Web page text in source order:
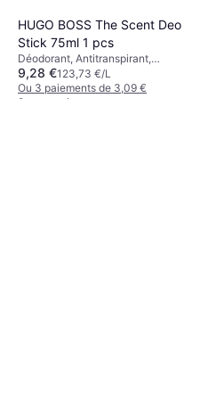
HUGO BOSS The Scent Deo
Stick 75ml 1 pcs
Déodorant, Antitranspirant,
Parfumé
9,28 €123,73 €/L
Ou 3 paiements de 3,09 €
9+ magasins